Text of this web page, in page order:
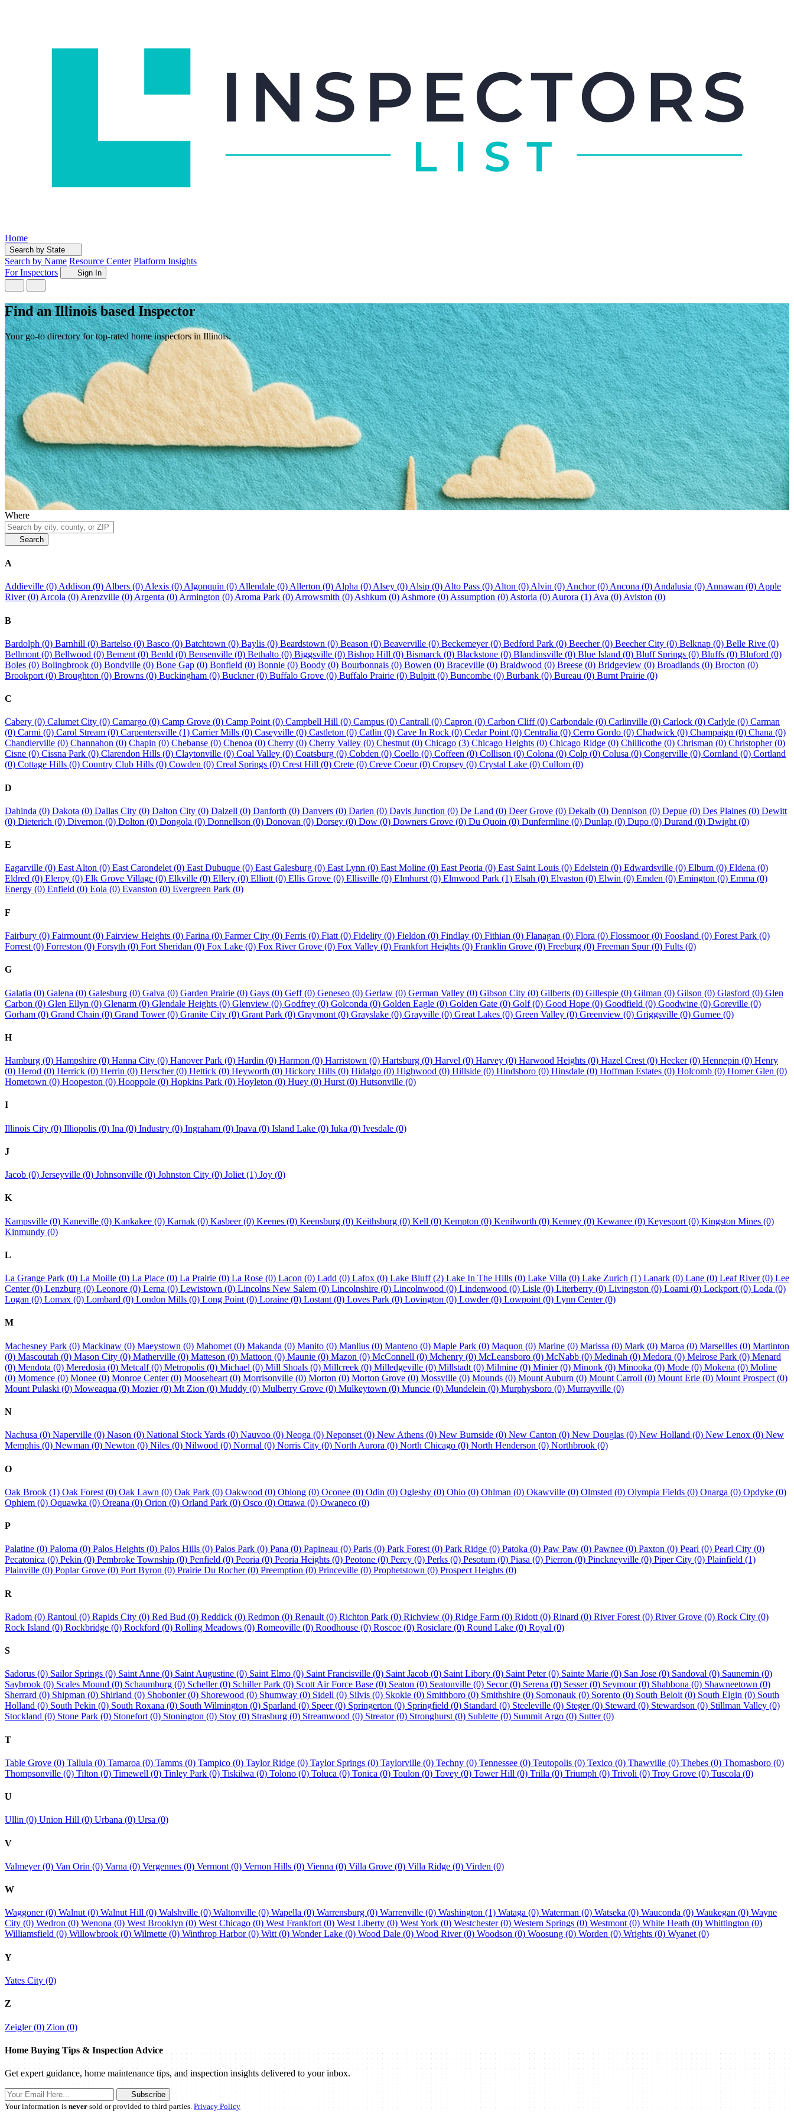
Home
Search by State
Search by Name Resource Center Platform Insights
For Inspectors
Sign In
Find an Illinois based Inspector
Your go-to directory for top-rated home inspectors in Illinois.
Where
Search
A
Addieville (0) Addison (0) Albers (0) Alexis (0) Algonquin (0) Allendale (0) Allerton (0) Alpha (0) Alsey (0) Alsip (0) Alto Pass (0) Alton (0) Alvin (0) Anchor (0) Ancona (0) Andalusia (0) Annawan (0) Apple
River (0) Arcola (0) Arenzville (0) Argenta (0) Armington (0) Aroma Park (0) Arrowsmith (0) Ashkum (0) Ashmore (0) Assumption (0) Astoria (0) Aurora (1) Ava (0) Aviston (0)
B
Bardolph (0) Barnhill (0) Bartelso (0) Basco (0) Batchtown (0) Baylis (0) Beardstown (0) Beason (0) Beaverville (0) Beckemeyer (0) Bedford Park (0) Beecher (0) Beecher City (0) Belknap (0) Belle Rive (0)
Bellmont (0) Bellwood (0) Bement (0) Benld (0) Bensenville (0) Bethalto (0) Biggsville (0) Bishop Hill (0) Bismarck (0) Blackstone (0) Blandinsville (0) Blue Island (0) Bluff Springs (0) Bluffs (0) Bluford (0)
Boles (0) Bolingbrook (0) Bondville (0) Bone Gap (0) Bonfield (0) Bonnie (0) Boody (0) Bourbonnais (0) Bowen (0) Braceville (0) Braidwood (0) Breese (0) Bridgeview (0) Broadlands (0) Brocton (0)
Brookport (0) Broughton (0) Browns (0) Buckingham (0) Buckner (0) Buffalo Grove (0) Buffalo Prairie (0) Bulpitt (0) Buncombe (0) Burbank (0) Bureau (0) Burnt Prairie (0)
C
Cabery (0) Calumet City (0) Camargo (0) Camp Grove (0) Camp Point (0) Campbell Hill (0) Campus (0) Cantrall (0) Capron (0) Carbon Cliff (0) Carbondale (0) Carlinville (0) Carlock (0) Carlyle (0) Carman
(0) Carmi (0) Carol Stream (0) Carpentersville (1) Carrier Mills (0) Caseyville (0) Castleton (0) Catlin (0) Cave In Rock (0) Cedar Point (0) Centralia (0) Cerro Gordo (0) Chadwick (0) Champaign (0) Chana (0)
Chandlerville (0) Channahon (0) Chapin (0) Chebanse (0) Chenoa (0) Cherry (0) Cherry Valley (0) Chestnut (0) Chicago (3) Chicago Heights (0) Chicago Ridge (0) Chillicothe (0) Chrisman (0) Christopher (0)
Cisne (0) Cissna Park (0) Clarendon Hills (0) Claytonville (0) Coal Valley (0) Coatsburg (0) Cobden (0) Coello (0) Coffeen (0) Collison (0) Colona (0) Colp (0) Colusa (0) Congerville (0) Cornland (0) Cortland
(0) Cottage Hills (0) Country Club Hills (0) Cowden (0) Creal Springs (0) Crest Hill (0) Crete (0) Creve Coeur (0) Cropsey (0) Crystal Lake (0) Cullom (0)
D
Dahinda (0) Dakota (0) Dallas City (0) Dalton City (0) Dalzell (0) Danforth (0) Danvers (0) Darien (0) Davis Junction (0) De Land (0) Deer Grove (0) Dekalb (0) Dennison (0) Depue (0) Des Plaines (0) Dewitt
(0) Dieterich (0) Divernon (0) Dolton (0) Dongola (0) Donnellson (0) Donovan (0) Dorsey (0) Dow (0) Downers Grove (0) Du Quoin (0) Dunfermline (0) Dunlap (0) Dupo (0) Durand (0) Dwight (0)
E
Eagarville (0) East Alton (0) East Carondelet (0) East Dubuque (0) East Galesburg (0) East Lynn (0) East Moline (0) East Peoria (0) East Saint Louis (0) Edelstein (0) Edwardsville (0) Elburn (0) Eldena (0)
Eldred (0) Eleroy (0) Elk Grove Village (0) Elkville (0) Ellery (0) Elliott (0) Ellis Grove (0) Ellisville (0) Elmhurst (0) Elmwood Park (1) Elsah (0) Elvaston (0) Elwin (0) Emden (0) Emington (0) Emma (0)
Energy (0) Enfield (0) Eola (0) Evanston (0) Evergreen Park (0)
F
Fairbury (0) Fairmount (0) Fairview Heights (0) Farina (0) Farmer City (0) Ferris (0) Fiatt (0) Fidelity (0) Fieldon (0) Findlay (0) Fithian (0) Flanagan (0) Flora (0) Flossmoor (0) Foosland (0) Forest Park (0)
Forrest (0) Forreston (0) Forsyth (0) Fort Sheridan (0) Fox Lake (0) Fox River Grove (0) Fox Valley (0) Frankfort Heights (0) Franklin Grove (0) Freeburg (0) Freeman Spur (0) Fults (0)
G
Galatia (0) Galena (0) Galesburg (0) Galva (0) Garden Prairie (0) Gays (0) Geff (0) Geneseo (0) Gerlaw (0) German Valley (0) Gibson City (0) Gilberts (0) Gillespie (0) Gilman (0) Gilson (0) Glasford (0) Glen
Carbon (0) Glen Ellyn (0) Glenarm (0) Glendale Heights (0) Glenview (0) Godfrey (0) Golconda (0) Golden Eagle (0) Golden Gate (0) Golf (0) Good Hope (0) Goodfield (0) Goodwine (0) Goreville (0)
Gorham (0) Grand Chain (0) Grand Tower (0) Granite City (0) Grant Park (0) Graymont (0) Grayslake (0) Grayville (0) Great Lakes (0) Green Valley (0) Greenview (0) Griggsville (0) Gurnee (0)
H
Hamburg (0) Hampshire (0) Hanna City (0) Hanover Park (0) Hardin (0) Harmon (0) Harristown (0) Hartsburg (0) Harvel (0) Harvey (0) Harwood Heights (0) Hazel Crest (0) Hecker (0) Hennepin (0) Henry
(0) Herod (0) Herrick (0) Herrin (0) Herscher (0) Hettick (0) Heyworth (0) Hickory Hills (0) Hidalgo (0) Highwood (0) Hillside (0) Hindsboro (0) Hinsdale (0) Hoffman Estates (0) Holcomb (0) Homer Glen (0)
Hometown (0) Hoopeston (0) Hooppole (0) Hopkins Park (0) Hoyleton (0) Huey (0) Hurst (0) Hutsonville (0)
I
Illinois City (0) Illiopolis (0) Ina (0) Industry (0) Ingraham (0) Ipava (0) Island Lake (0) Iuka (0) Ivesdale (0)
J
Jacob (0) Jerseyville (0) Johnsonville (0) Johnston City (0) Joliet (1) Joy (0)
K
Kampsville (0) Kaneville (0) Kankakee (0) Karnak (0) Kasbeer (0) Keenes (0) Keensburg (0) Keithsburg (0) Kell (0) Kempton (0) Kenilworth (0) Kenney (0) Kewanee (0) Keyesport (0) Kingston Mines (0)
Kinmundy (0)
L
La Grange Park (0) La Moille (0) La Place (0) La Prairie (0) La Rose (0) Lacon (0) Ladd (0) Lafox (0) Lake Bluff (2) Lake In The Hills (0) Lake Villa (0) Lake Zurich (1) Lanark (0) Lane (0) Leaf River (0) Lee
Center (0) Lenzburg (0) Leonore (0) Lerna (0) Lewistown (0) Lincolns New Salem (0) Lincolnshire (0) Lincolnwood (0) Lindenwood (0) Lisle (0) Literberry (0) Livingston (0) Loami (0) Lockport (0) Loda (0)
Logan (0) Lomax (0) Lombard (0) London Mills (0) Long Point (0) Loraine (0) Lostant (0) Loves Park (0) Lovington (0) Lowder (0) Lowpoint (0) Lynn Center (0)
M
Machesney Park (0) Mackinaw (0) Maeystown (0) Mahomet (0) Makanda (0) Manito (0) Manlius (0) Manteno (0) Maple Park (0) Maquon (0) Marine (0) Marissa (0) Mark (0) Maroa (0) Marseilles (0) Martinton
(0) Mascoutah (0) Mason City (0) Matherville (0) Matteson (0) Mattoon (0) Maunie (0) Mazon (0) McConnell (0) Mchenry (0) McLeansboro (0) McNabb (0) Medinah (0) Medora (0) Melrose Park (0) Menard
(0) Mendota (0) Meredosia (0) Metcalf (0) Metropolis (0) Michael (0) Mill Shoals (0) Millcreek (0) Milledgeville (0) Millstadt (0) Milmine (0) Minier (0) Minonk (0) Minooka (0) Mode (0) Mokena (0) Moline
(0) Momence (0) Monee (0) Monroe Center (0) Mooseheart (0) Morrisonville (0) Morton (0) Morton Grove (0) Mossville (0) Mounds (0) Mount Auburn (0) Mount Carroll (0) Mount Erie (0) Mount Prospect (0)
Mount Pulaski (0) Moweaqua (0) Mozier (0) Mt Zion (0) Muddy (0) Mulberry Grove (0) Mulkeytown (0) Muncie (0) Mundelein (0) Murphysboro (0) Murrayville (0)
N
Nachusa (0) Naperville (0) Nason (0) National Stock Yards (0) Nauvoo (0) Neoga (0) Neponset (0) New Athens (0) New Burnside (0) New Canton (0) New Douglas (0) New Holland (0) New Lenox (0) New
Memphis (0) Newman (0) Newton (0) Niles (0) Nilwood (0) Normal (0) Norris City (0) North Aurora (0) North Chicago (0) North Henderson (0) Northbrook (0)
O
Oak Brook (1) Oak Forest (0) Oak Lawn (0) Oak Park (0) Oakwood (0) Oblong (0) Oconee (0) Odin (0) Oglesby (0) Ohio (0) Ohlman (0) Okawville (0) Olmsted (0) Olympia Fields (0) Onarga (0) Opdyke (0)
Ophiem (0) Oquawka (0) Oreana (0) Orion (0) Orland Park (0) Osco (0) Ottawa (0) Owaneco (0)
P
Palatine (0) Paloma (0) Palos Heights (0) Palos Hills (0) Palos Park (0) Pana (0) Papineau (0) Paris (0) Park Forest (0) Park Ridge (0) Patoka (0) Paw Paw (0) Pawnee (0) Paxton (0) Pearl (0) Pearl City (0)
Pecatonica (0) Pekin (0) Pembroke Township (0) Penfield (0) Peoria (0) Peoria Heights (0) Peotone (0) Percy (0) Perks (0) Pesotum (0) Piasa (0) Pierron (0) Pinckneyville (0) Piper City (0) Plainfield (1)
Plainville (0) Poplar Grove (0) Port Byron (0) Prairie Du Rocher (0) Preemption (0) Princeville (0) Prophetstown (0) Prospect Heights (0)
R
Radom (0) Rantoul (0) Rapids City (0) Red Bud (0) Reddick (0) Redmon (0) Renault (0) Richton Park (0) Richview (0) Ridge Farm (0) Ridott (0) Rinard (0) River Forest (0) River Grove (0) Rock City (0)
Rock Island (0) Rockbridge (0) Rockford (0) Rolling Meadows (0) Romeoville (0) Roodhouse (0) Roscoe (0) Rosiclare (0) Round Lake (0) Royal (0)
S
Sadorus (0) Sailor Springs (0) Saint Anne (0) Saint Augustine (0) Saint Elmo (0) Saint Francisville (0) Saint Jacob (0) Saint Libory (0) Saint Peter (0) Sainte Marie (0) San Jose (0) Sandoval (0) Saunemin (0)
Saybrook (0) Scales Mound (0) Schaumburg (0) Scheller (0) Schiller Park (0) Scott Air Force Base (0) Seaton (0) Seatonville (0) Secor (0) Serena (0) Sesser (0) Seymour (0) Shabbona (0) Shawneetown (0)
Sherrard (0) Shipman (0) Shirland (0) Shobonier (0) Shorewood (0) Shumway (0) Sidell (0) Silvis (0) Skokie (0) Smithboro (0) Smithshire (0) Somonauk (0) Sorento (0) South Beloit (0) South Elgin (0) South
Holland (0) South Pekin (0) South Roxana (0) South Wilmington (0) Sparland (0) Speer (0) Springerton (0) Springfield (0) Standard (0) Steeleville (0) Steger (0) Steward (0) Stewardson (0) Stillman Valley (0)
Stockland (0) Stone Park (0) Stonefort (0) Stonington (0) Stoy (0) Strasburg (0) Streamwood (0) Streator (0) Stronghurst (0) Sublette (0) Summit Argo (0) Sutter (0)
T
Table Grove (0) Tallula (0) Tamaroa (0) Tamms (0) Tampico (0) Taylor Ridge (0) Taylor Springs (0) Taylorville (0) Techny (0) Tennessee (0) Teutopolis (0) Texico (0) Thawville (0) Thebes (0) Thomasboro (0)
Thompsonville (0) Tilton (0) Timewell (0) Tinley Park (0) Tiskilwa (0) Tolono (0) Toluca (0) Tonica (0) Toulon (0) Tovey (0) Tower Hill (0) Trilla (0) Triumph (0) Trivoli (0) Troy Grove (0) Tuscola (0)
U
Ullin (0) Union Hill (0) Urbana (0) Ursa (0)
V
Valmeyer (0) Van Orin (0) Varna (0) Vergennes (0) Vermont (0) Vernon Hills (0) Vienna (0) Villa Grove (0) Villa Ridge (0) Virden (0)
W
Waggoner (0) Walnut (0) Walnut Hill (0) Walshville (0) Waltonville (0) Wapella (0) Warrensburg (0) Warrenville (0) Washington (1) Wataga (0) Waterman (0) Watseka (0) Wauconda (0) Waukegan (0) Wayne
City (0) Wedron (0) Wenona (0) West Brooklyn (0) West Chicago (0) West Frankfort (0) West Liberty (0) West York (0) Westchester (0) Western Springs (0) Westmont (0) White Heath (0) Whittington (0)
Williamsfield (0) Willowbrook (0) Wilmette (0) Winthrop Harbor (0) Witt (0) Wonder Lake (0) Wood Dale (0) Wood River (0) Woodson (0) Woosung (0) Worden (0) Wrights (0) Wyanet (0)
Y
Yates City (0)
Z
Zeigler (0) Zion (0)
Home Buying Tips & Inspection Advice
Get expert guidance, home maintenance tips, and inspection insights delivered to your inbox.
Subscribe
Your information is neversold or provided to third parties. Privacy Policy